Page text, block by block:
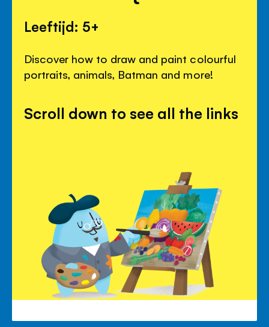
Leeftijd: 5+
Discover how to draw and paint colourful
portraits, animals, Batman and more!
Scroll down to see all the links